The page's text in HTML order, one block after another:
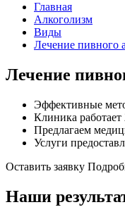
Главная
Алкоголизм
Виды
Лечение пивного
Лечение
Эффективные
Клиника работает
Предлагаем
Услуги
Оставить заявку
Наши